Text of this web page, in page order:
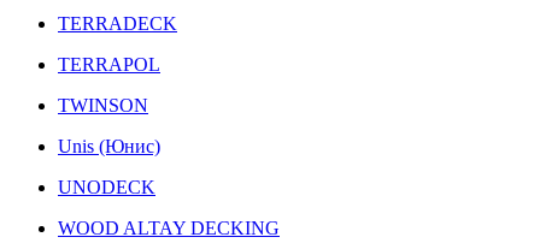
TERRADECK
TERRAPOL
TWINSON
Unis (Юнис)
UNODECK
WOOD ALTAY DECKING